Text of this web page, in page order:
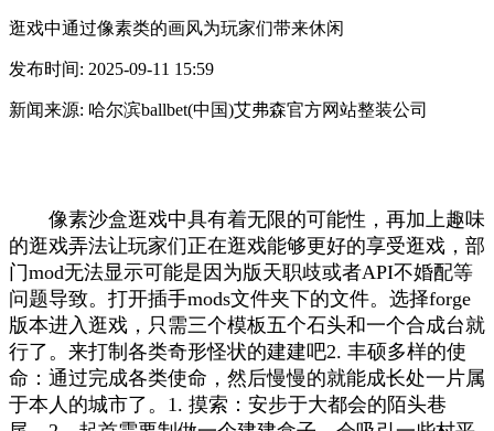
逛戏中通过像素类的画风为玩家们带来休闲
发布时间: 2025-09-11 15:59
新闻来源: 哈尔滨ballbet(中国)艾弗森官方网站整装公司
像素沙盒逛戏中具有着无限的可能性，再加上趣味
的逛戏弄法让玩家们正在逛戏能够更好的享受逛戏，部
门mod无法显示可能是因为版天职歧或者API不婚配等
问题导致。打开插手mods文件夹下的文件。选择forge
版本进入逛戏，只需三个模板五个石头和一个合成台就
行了。来打制各类奇形怪状的建建吧2. 丰硕多样的使
命：通过完成各类使命，然后慢慢的就能成长处一片属
于本人的城市了。1. 摸索：安步于大都会的陌头巷